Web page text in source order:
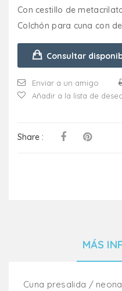
Con cestillo de
Colchón para cuna con
Consultar
Enviar a un amigo
Añadir a la lista de
Share :
MÁS
Cuna presalida /